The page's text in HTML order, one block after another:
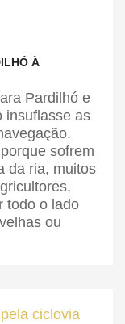
À
Pardilhó e
insuflasse as
sofrem
da ria, muitos
todo o lado
ou